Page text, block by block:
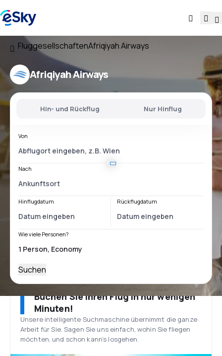
FluggesellschaftenAfriqiyah Airways
Afriqiyah Airways
Hin- und Rückflug Nur Hinflug
Von
Nach
Hinflugdatum Rückflugdatum
Wie viele Personen?
Suchen
Buchen Sie Ihren Flug in nur wenigen
Minuten!
Unsere intelligente Suchmaschine übernimmt die ganze
Arbeit für Sie. Sagen Sie uns einfach, wohin Sie fliegen
möchten, und schon kann’s losgehen.